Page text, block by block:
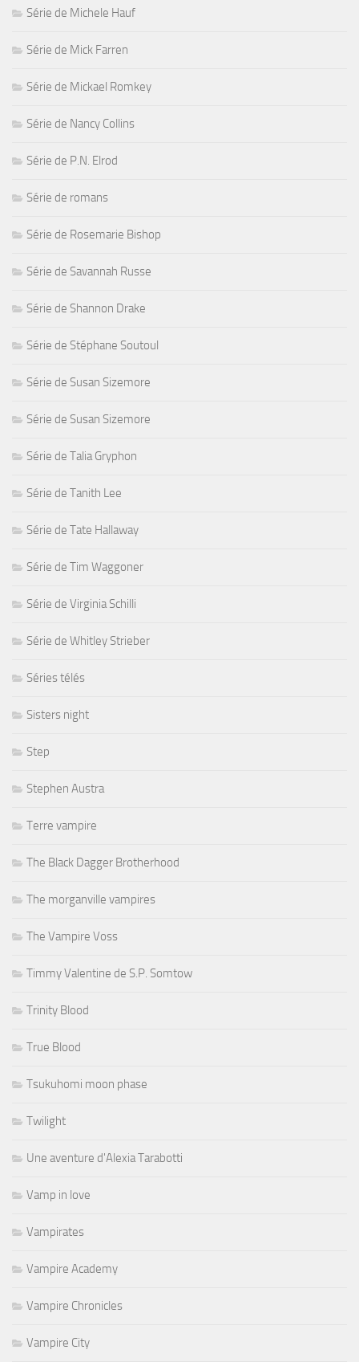
Série de Michele Hauf
Série de Mick Farren
Série de Mickael Romkey
Série de Nancy Collins
Série de P.N. Elrod
Série de romans
Série de Rosemarie Bishop
Série de Savannah Russe
Série de Shannon Drake
Série de Stéphane Soutoul
Série de Susan Sizemore
Série de Susan Sizemore
Série de Talia Gryphon
Série de Tanith Lee
Série de Tate Hallaway
Série de Tim Waggoner
Série de Virginia Schilli
Série de Whitley Strieber
Séries télés
Sisters night
Step
Stephen Austra
Terre vampire
The Black Dagger Brotherhood
The morganville vampires
The Vampire Voss
Timmy Valentine de S.P. Somtow
Trinity Blood
True Blood
Tsukuhomi moon phase
Twilight
Une aventure d'Alexia Tarabotti
Vamp in love
Vampirates
Vampire Academy
Vampire Chronicles
Vampire City